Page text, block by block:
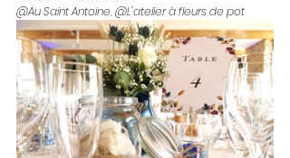
@Au Saint Antoine, @L'atelier à fleurs de pot